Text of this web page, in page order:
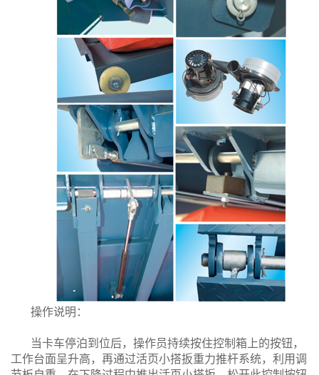
操作说明：
当卡车停泊到位后，操作员持续按住控制箱上的按钮，
工作台面呈升高，再通过活页小搭扳重力推杆系统，利用调